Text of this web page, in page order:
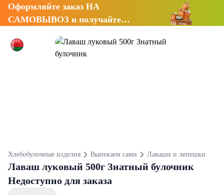
Оформляйте заказ НА
САМОВЫВОЗ и получайте
Хлебобулочные изделия Выпекаем сами Лаваши и лепешки
Лаваш луковый 500г Знатный булочник
Недоступно для заказа